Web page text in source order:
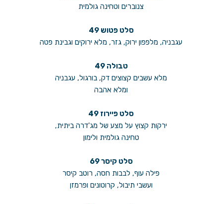
צנוברים וטחינה גולמית
סלט פטוש 49
עגבניה, מלפפון ירוק, גזר, מלא ירוקים וגבינת פטה
טבולה 49
מלא עשבים קצוצים דק, בורגול, עגבניה
ומלא אהבה
סלט פיירוז 49
ירקות קצוץ על מצע של מג'דרה ביתית,
טחינה גולמית ולימון
סלט קיסר 69
פילה עוף, לבבות חסה, רוטב קיסר
ועשבי תיבול, קרוטונים ופרמזן